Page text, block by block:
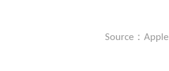
Source：Apple